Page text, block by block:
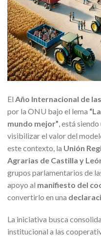
El Año Internacional de
por la ONU bajo el lema
mundo mejor” , está
visibilizar el valor del
este contexto, la Unión
Agrarias de Castilla y
grupos parlamentarios de
apoyo al manifiesto del
convertirlo en una
La iniciativa busca
institucional a las